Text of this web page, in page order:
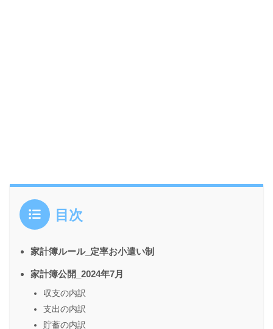
目次
家計簿ルール_定率お小遣い制
家計簿公開_2024年7月
収支の内訳
支出の内訳
貯蓄の内訳